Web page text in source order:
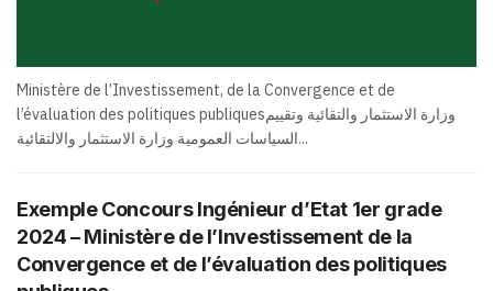
Ministère de l’Investissement, de la Convergence et de
l’évaluation des politiques publiquesوزارة الاستثمار والتقائية وتقييم
السياسات العمومية وزارة الاستثمار والالتقائية...
Exemple Concours Ingénieur d’Etat 1er grade
2024 – Ministère de l’Investissement de la
Convergence et de l’évaluation des politiques